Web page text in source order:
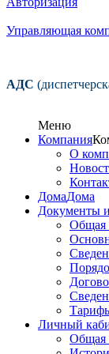
Управляющая
АДС
Меню
Компания
О
ДомаДома
Документы
Общая
Личный
Общая